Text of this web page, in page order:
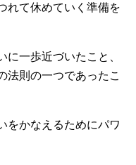
れて休めていく準備を
一歩近づいたこと、
法則の一つであったこ
をかなえるためにパワ